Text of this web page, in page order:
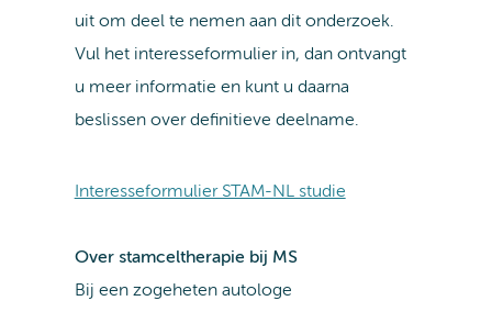
uit om deel te nemen aan dit onderzoek.
Vul het interesseformulier in, dan ontvangt
u meer informatie en kunt u daarna
beslissen over definitieve deelname.
Interesseformulier STAM-NL studie
Over stamceltherapie bij MS
Bij een zogeheten autologe